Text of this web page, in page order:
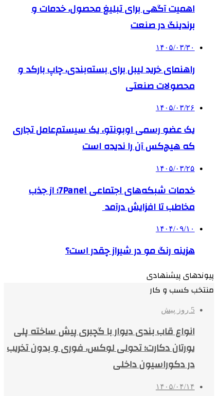
اهمیت آگهی برای تبلیغ محصول، خدمات و
برندینگ در صنعت
۱۴۰۵/۰۳/۳۰
راهنمای خرید لیبل برای بسته‌بندی، چاپ بارکد و
محصولات صنعتی
۱۴۰۵/۰۳/۲۶
یک عضو رسمی اوبونتو، یک سیستم‌عامل تجاری
که هیچ‌کس آن را ندیده است
۱۴۰۵/۰۳/۲۵
خدمات شبکه‌های اجتماعی 7Panel؛ از جذب
مخاطب تا افزایش درآمد
۱۴۰۴/۰۹/۱۰
هزینه رنگ مو در شیراز چقدر است؟
پیوندهای پیشنهادی
منتخب کسب و کار
5 روز پیش
انواع قاب بندی دیوار با گچبری پیش ساخته پلی
یورتان دکارت؛ تحولی لوکس، فوری و بدون تخریب
در دکوراسیون داخلی
۱۴۰۵/۰۴/۱۴